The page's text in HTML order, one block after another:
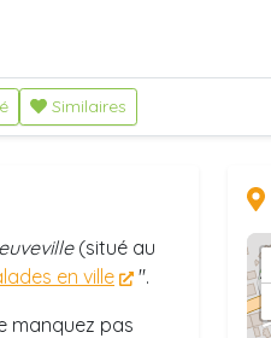
Similaires
(situé au
en ville
".
manquez pas